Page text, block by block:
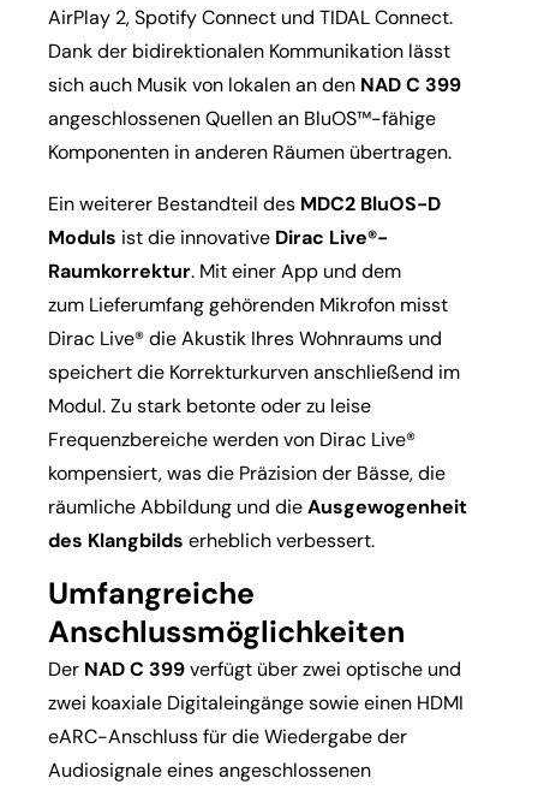
AirPlay 2, Spotify Connect und TIDAL Connect.
Dank der bidirektionalen Kommunikation lässt
sich auch Musik von lokalen an den NAD C 399
angeschlossenen Quellen an BluOS™-fähige
Komponenten in anderen Räumen übertragen.
Ein weiterer Bestandteil des MDC2 BluOS-D
Moduls ist die innovative Dirac Live®-
Raumkorrektur. Mit einer App und dem
zum Lieferumfang gehörenden Mikrofon misst
Dirac Live® die Akustik Ihres Wohnraums und
speichert die Korrekturkurven anschließend im
Modul. Zu stark betonte oder zu leise
Frequenzbereiche werden von Dirac Live®
kompensiert, was die Präzision der Bässe, die
räumliche Abbildung und dieAusgewogenheit
des Klangbilds erheblich verbessert.
Umfangreiche
Anschlussmöglichkeiten
Der NAD C 399verfügt über zwei optische und
zwei koaxiale Digitaleingänge sowie einen HDMI
eARC-Anschluss für die Wiedergabe der
Audiosignale eines angeschlossenen